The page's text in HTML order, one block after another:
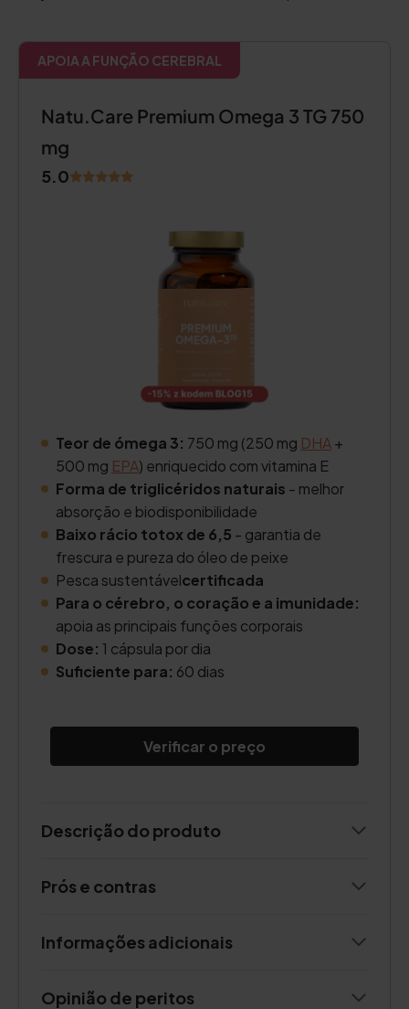
APOIA A FUNÇÃO CEREBRAL
Natu.Care Premium Omega 3 TG 750
mg
5.0
Teor de ómega 3: 750 mg (250 mg DHA+
500 mg EPA) enriquecido com vitamina E
Forma de triglicéridos naturais - melhor
absorção e biodisponibilidade
Baixo rácio totox de 6,5 - garantia de
frescura e pureza do óleo de peixe
Pesca sustentávelcertificada
Para o cérebro, o coração e a imunidade:
apoia as principais funções corporais
Dose: 1 cápsula por dia
Suficiente para: 60 dias
Verificar o preço
Descrição do produto
Prós e contras
Informações adicionais
Opinião de peritos